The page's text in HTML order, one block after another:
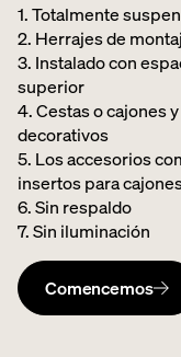
1. Totalmente
2. Herrajes de
3. Instalado con
superior
4. Cestas o cajones
decorativos
5. Los accesorios
insertos para
6. Sin respaldo
7. Sin iluminación
Comencemos